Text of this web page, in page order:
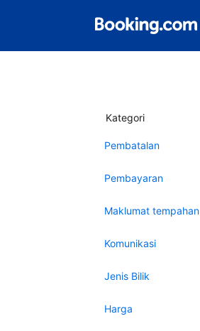
Kategori
Pembatalan
Pembayaran
Maklumat tempahan
Komunikasi
Jenis Bilik
Harga